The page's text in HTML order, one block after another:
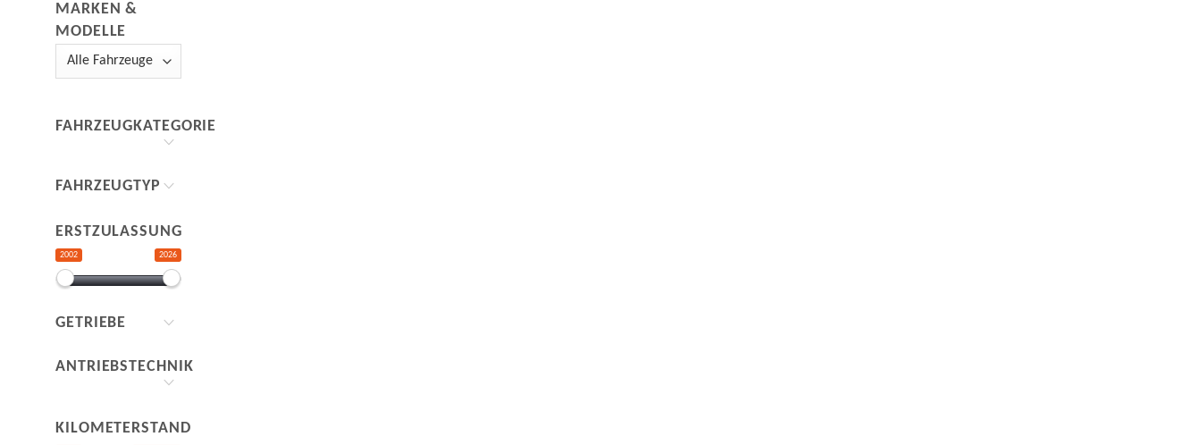
MARKEN &
MODELLE
FAHRZEUGKATEGORIE
FAHRZEUGTYP
ERSTZULASSUNG
2002 2026
GETRIEBE
ANTRIEBSTECHNIK
KILOMETERSTAND